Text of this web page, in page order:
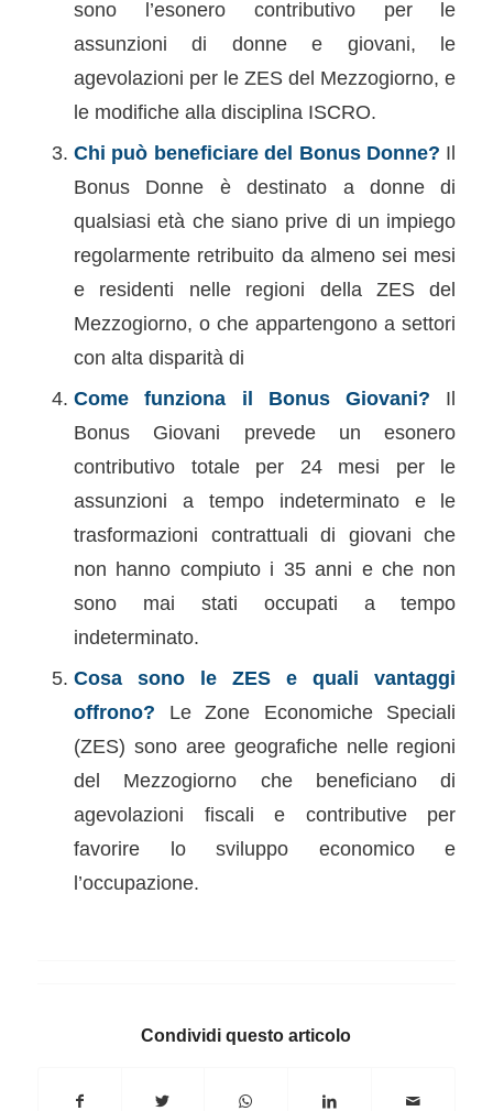
sono l’esonero contributivo per le
assunzioni di donne e giovani, le
agevolazioni per le ZES del Mezzogiorno, e
le modiﬁche alla disciplina ISCRO.
Chi può beneﬁciare del Bonus Donne? Il
Bonus Donne è destinato a donne di
qualsiasi età che siano prive di un impiego
regolarmente retribuito da almeno sei mesi
e residenti nelle regioni della ZES del
Mezzogiorno, o che appartengono a settori
con alta disparità di
Come funziona il Bonus Giovani? Il
Bonus Giovani prevede un esonero
contributivo totale per 24 mesi per le
assunzioni a tempo indeterminato e le
trasformazioni contrattuali di giovani che
non hanno compiuto i 35 anni e che non
sono mai stati occupati a tempo
indeterminato.
Cosa sono le ZES e quali vantaggi
offrono? Le Zone Economiche Speciali
(ZES) sono aree geograﬁche nelle regioni
del Mezzogiorno che beneﬁciano di
agevolazioni ﬁscali e contributive per
favorire lo sviluppo economico e
l’occupazione.
Condividi questo articolo